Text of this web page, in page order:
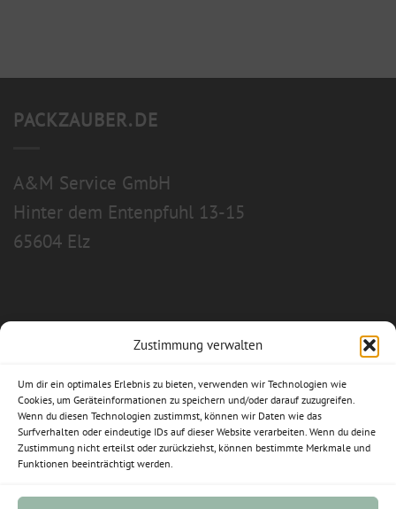
Zustimmung verwalten
Um dir ein optimales Erlebnis zu bieten, verwenden wir Technologien wie
Cookies, um Geräteinformationen zu speichern und/oder darauf zuzugreifen.
Wenn du diesen Technologien zustimmst, können wir Daten wie das
Surfverhalten oder eindeutige IDs auf dieser Website verarbeiten. Wenn du deine
Zustimmung nicht erteilst oder zurückziehst, können bestimmte Merkmale und
Funktionen beeinträchtigt werden.
PACKZAUBER.DE
A&M Service GmbH
Hinter dem Entenpfuhl 13-15
65604 Elz
Allgemeine Geschäftsbedingungen
Impressum
Datenschutzerklärung
Widerrufsbelehrung